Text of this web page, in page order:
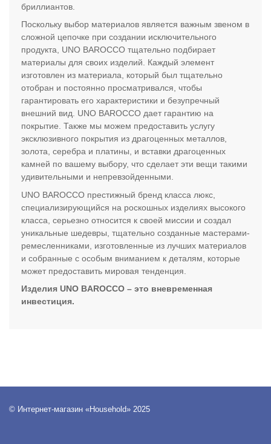
бриллиантов.
Поскольку выбор материалов является важным звеном в
сложной цепочке при создании исключительного
продукта, UNO BAROCCO тщательно подбирает
материалы для своих изделий. Каждый элемент
изготовлен из материала, который был тщательно
отобран и постоянно просматривался, чтобы
гарантировать его характеристики и безупречный
внешний вид. UNO BAROCCO дает гарантию на
покрытие. Также мы можем предоставить услугу
эксклюзивного покрытия из драгоценных металлов,
золота, серебра и платины, и вставки драгоценных
камней по вашему выбору, что сделает эти вещи такими
удивительными и непревзойденными.
UNO BAROCCO престижный бренд класса люкс,
специализирующийся на роскошных изделиях высокого
класса, серьезно относится к своей миссии и создал
уникальные шедевры, тщательно созданные мастерами-
ремесленниками, изготовленные из лучших материалов
и собранные с особым вниманием к деталям, которые
может предоставить мировая тенденция.
Изделия UNO BAROCCO – это вневременная
инвестиция.
© Интернет-магазин «Household» 2025